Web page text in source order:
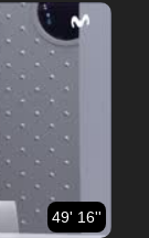
49' 16''